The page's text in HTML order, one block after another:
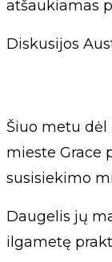
atšaukiamas
Diskusijos
Šiuo metu
mieste Grace
susisiekimo
Daugelis jų
ilgametę